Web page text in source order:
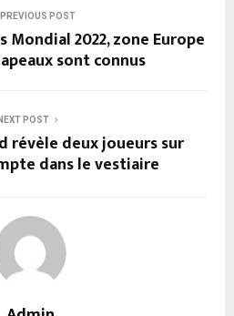
PREVIOUS POST
2022, zone Europe
sont connus
NEXT POST
révèle deux joueurs sur
dans le vestiaire